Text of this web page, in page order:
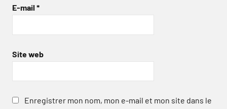
E-mail *
Site web
Enregistrer mon nom, mon e-mail et mon site dans le